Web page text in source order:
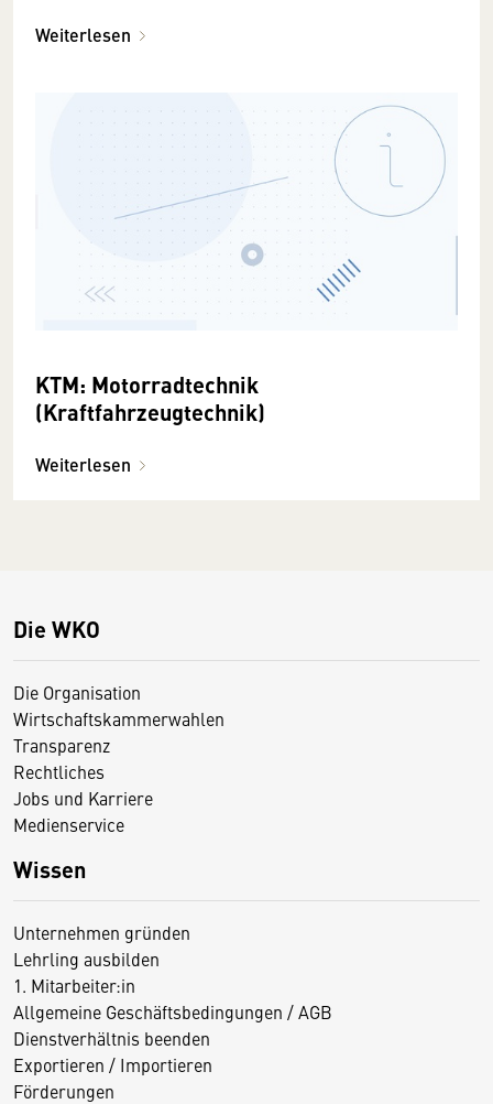
Weiterlesen
KTM: Motorradtechnik
(Kraftfahrzeugtechnik)
Weiterlesen
Die WKO
Die Organisation
Wirtschaftskammerwahlen
Transparenz
Rechtliches
Jobs und Karriere
Medienservice
Wissen
Unternehmen gründen
Lehrling ausbilden
1. Mitarbeiter:in
Allgemeine Geschäftsbedingungen / AGB
Dienstverhältnis beenden
Exportieren / Importieren
Förderungen